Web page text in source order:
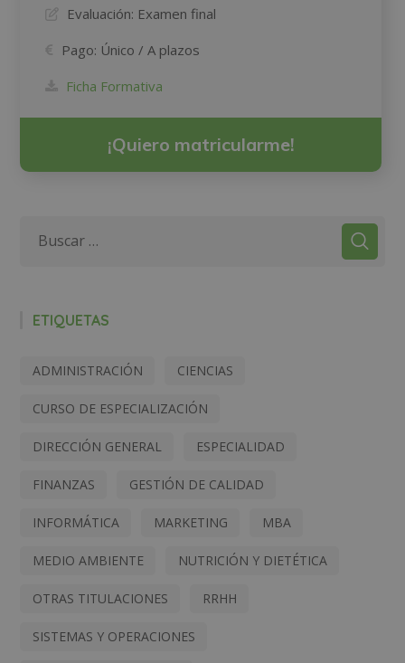
Evaluación: Examen final
Pago: Único / A plazos
Ficha Formativa
¡Quiero matricularme!
ETIQUETAS
ADMINISTRACIÓN CIENCIAS
CURSO DE ESPECIALIZACIÓN
DIRECCIÓN GENERAL ESPECIALIDAD
FINANZAS GESTIÓN DE CALIDAD
INFORMÁTICA MARKETING MBA
MEDIO AMBIENTE NUTRICIÓN Y DIETÉTICA
OTRAS TITULACIONES RRHH
SISTEMAS Y OPERACIONES